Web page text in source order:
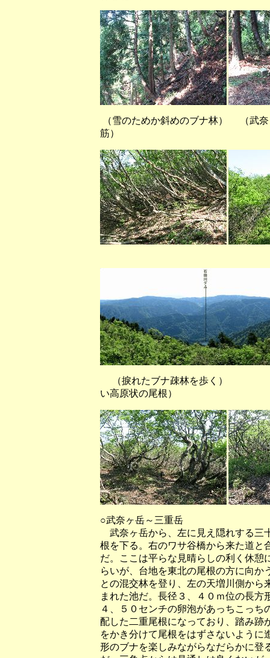
（雪のためか斜めのブナ林） （武
筋）
（捩れたブナ疎林を歩
い高原状の尾根）
○武奈ヶ岳～三重岳
武奈ヶ岳から、左に見え隠れする三
根を下る。右のワサ谷橋から来た道と
だ。ここは平らな見晴らしの利く休憩
らいが、台地を東北の尾根の方に向
との混交林を登り、左の天増川側か
まれた池だ。長径３、４０ｍ位の長
４、５０センチの卵泡があっちこっ
配した二重尾根になっており、踏み跡
をかき分けて尾根をはずさないよう
形のブナを楽しみながらなだらかに登